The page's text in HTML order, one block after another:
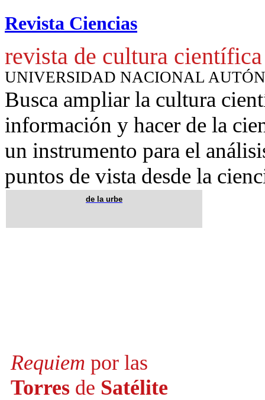
Revista Ciencias
revista de cultura científica
UNIVERSIDAD NACIONAL
Busca ampliar la cultura
información y hacer de la
un instrumento para el
puntos de vista desde la
de la urbe
Requiem por las
Torres de Satélite